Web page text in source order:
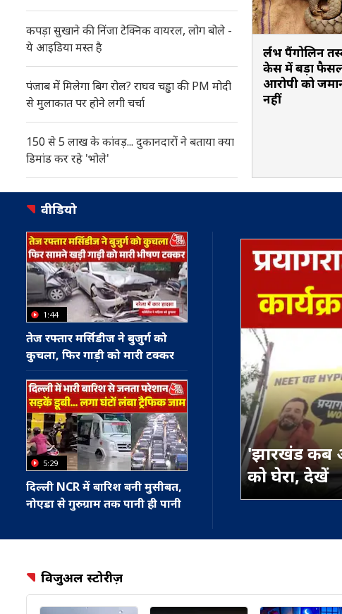
कपड़ा सुखाने की निंजा टेक्निक वायरल, लोग बोले -
ये आइडिया मस्त है
पंजाब में मिलेगा बिग रोल? राघव चड्ढा की PM मोदी
से मुलाकात पर होने लगी चर्चा
150 से 5 लाख के कांवड़... दुकानदारों ने बताया क्या
डिमांड कर रहे 'भोले'
दुर्लभ पैंगोलिन
केस में बड़ा
आरोपी को
नहीं
वीडियो
1:44
तेज रफ्तार मर्सिडीज ने बुजुर्ग को
कुचला, फिर गाड़ी को मारी टक्कर
5:29
दिल्ली NCR में बारिश बनी मुसीबत,
नोएडा से गुरुग्राम तक पानी ही पानी
'झारखंड कब
को घेरा, देखें
विजुअल स्टोरीज़